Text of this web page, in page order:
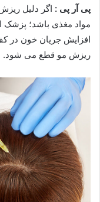
پی آر پی : اگر دلیل
مواد مغذی باشد؛ پزشک
افزایش جریان خون در
ریزش مو قطع می شود.